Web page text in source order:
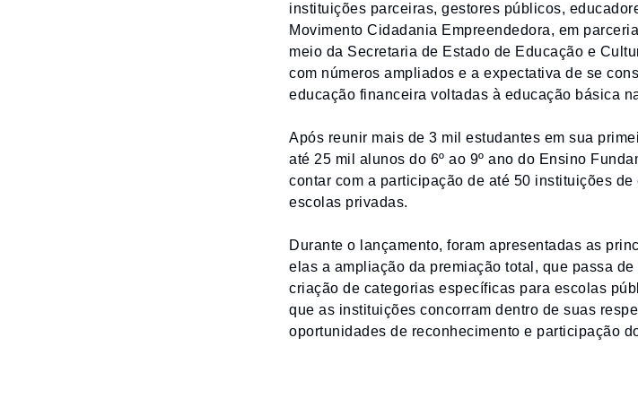
instituições parceiras, gestores públicos,
Movimento Cidadania Empreendedora, em
meio da Secretaria de Estado de Educação e
com números ampliados e a expectativa de se
educação financeira voltadas à educação básica
Após reunir mais de 3 mil estudantes em sua
até 25 mil alunos do 6º ao 9º ano do Ensino
contar com a participação de até 50 instituições
escolas privadas.
Durante o lançamento, foram apresentadas as
elas a ampliação da premiação total, que passa
criação de categorias específicas para escolas
que as instituições concorram dentro de suas
oportunidades de reconhecimento e participação